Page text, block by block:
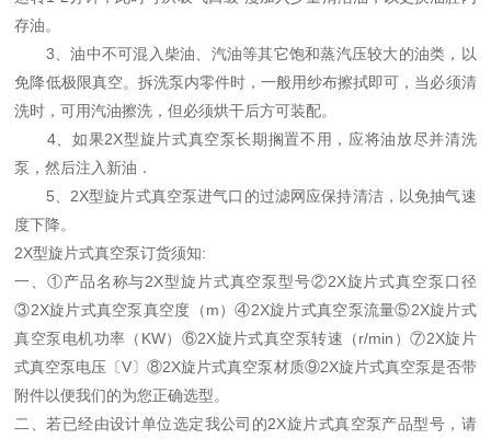
存油。
3、油中不可混入柴油、汽油等其它饱和蒸汽压较大的油类，以
免降低极限真空。拆洗泵内零件时，一般用纱布擦拭即可，当必须清
洗时，可用汽油擦洗，但必须烘干后方可装配。
4、如果2X型旋片式真空泵长期搁置不用，应将油放尽并清洗
泵，然后注入新油．
5、2X型旋片式真空泵进气口的过滤网应保持清洁，以免抽气速
度下降。
2X型旋片式真空泵订货须知:
一、①产品名称与2X型旋片式真空泵型号②2X旋片式真空泵口径
③2X旋片式真空泵真空度（m）④2X旋片式真空泵流量⑤2X旋片式
真空泵电机功率（KW）⑥2X旋片式真空泵转速（r/min）⑦2X旋片
式真空泵电压〔V〕⑧2X旋片式真空泵材质⑨2X旋片式真空泵是否带
附件以便我们的为您正确选型。
二、若已经由设计单位选定我公司的2X旋片式真空泵产品型号，请